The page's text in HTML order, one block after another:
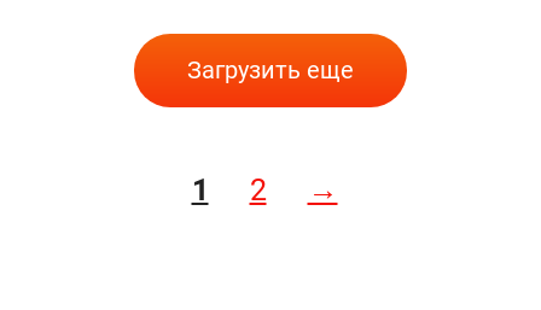
Загрузить еще
1 2 →